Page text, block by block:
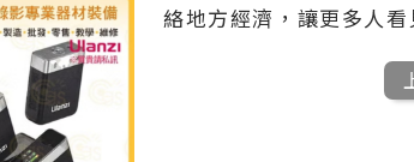
絡地方經濟，讓更多人看